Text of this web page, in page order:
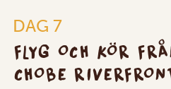
DAG 7
FLYG OCH KÖR
CHOBE